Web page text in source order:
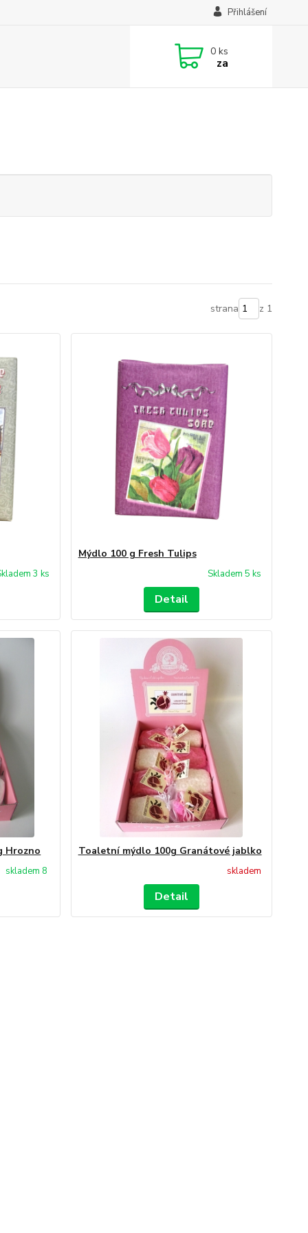
Přihlášení
0 ks
za
strana z 1
3 ks
Mýdlo 100 g Fresh Tulips
Skladem 5 ks
Detail
Hrozno
skladem 8
Toaletní mýdlo 100g Granátové jablko
skladem
Detail